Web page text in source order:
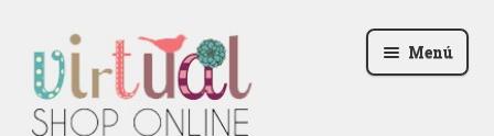
la
navegación
al
contenido
Menú